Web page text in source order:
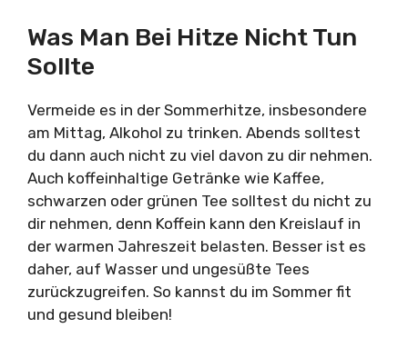
Was Man Bei Hitze Nicht Tun
Sollte
Vermeide es in der Sommerhitze, insbesondere
am Mittag, Alkohol zu trinken. Abends solltest
du dann auch nicht zu viel davon zu dir nehmen.
Auch koffeinhaltige Getränke wie Kaffee,
schwarzen oder grünen Tee solltest du nicht zu
dir nehmen, denn Koffein kann den Kreislauf in
der warmen Jahreszeit belasten. Besser ist es
daher, auf Wasser und ungesüßte Tees
zurückzugreifen. So kannst du im Sommer fit
und gesund bleiben!